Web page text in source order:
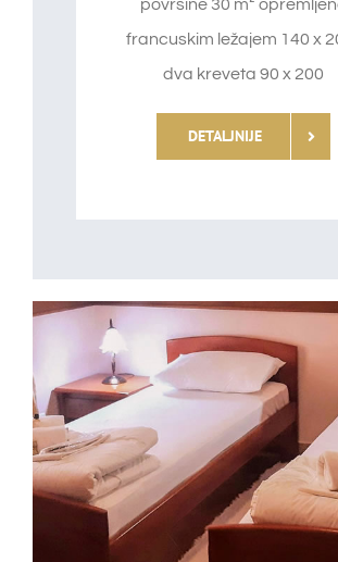
površine 30 m²
francuskim ležajem 140 x
dva kreveta 90 x 200
DETALJNIJE